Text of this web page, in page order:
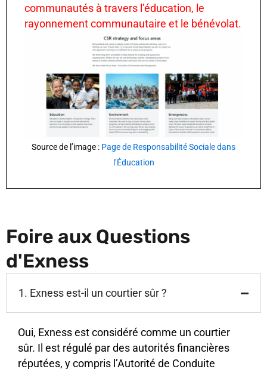
communautés à travers l’éducation, le
rayonnement communautaire et le bénévolat.
Source de l’image : Page de Responsabilité Sociale dans
l’Éducation
Foire aux Questions
d'Exness
1. Exness est-il un courtier sûr ?
Oui, Exness est considéré comme un courtier
sûr. Il est régulé par des autorités financières
réputées, y compris l’Autorité de Conduite